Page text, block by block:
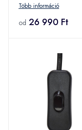
Több információ
od 26 990 Ft